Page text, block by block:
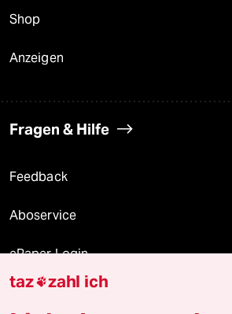
Shop
Anzeigen
Fragen & Hilfe
Feedback
Aboservice
ePaper Login
Downloads für Abonnierende
taz zahl ich